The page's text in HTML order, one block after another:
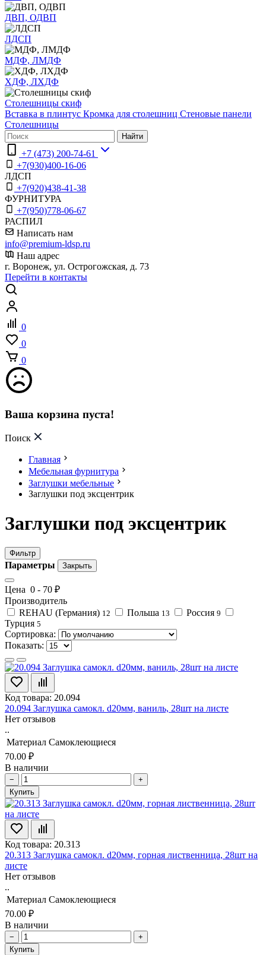
ДВП, ОДВП
ЛДСП
МДФ, ЛМДФ
ХДФ, ЛХДФ
Столешницы скиф
Вставка в плинтус Кромка для столешниц Стеновые панели
Столешницы
Найти
+7 (473) 200-74-61
+7(930)400-16-06
ЛДСП
+7(920)438-41-38
ФУРНИТУРА
+7(950)778-06-67
РАСПИЛ
Написать нам
info@premium-ldsp.ru
Наш адрес
г. Воронеж, ул. Острогожская, д. 73
Перейти в контакты
0
0
0
Ваша корзина пуста!
Поиск
Главная
Мебельная фурнитура
Заглушки мебельные
Заглушки под эксцентрик
Заглушки под эксцентрик
Фильтр
Параметры Закрыть
Цена 0 - 70 ₽
Производитель
REHAU (Германия) 12 Польша 13 Россия 9
Турция 5
Сортировка:
Показать:
Код товара: 20.094
20.094 Заглушка самокл. d20мм, ваниль, 28шт на листе
Нет отзывов
..
Материал Самоклеющиеся
70.00 ₽
В наличии
−
+
Купить
Код товара: 20.313
20.313 Заглушка самокл. d20мм, горная лиственница, 28шт на
листе
Нет отзывов
..
Материал Самоклеющиеся
70.00 ₽
В наличии
−
+
Купить